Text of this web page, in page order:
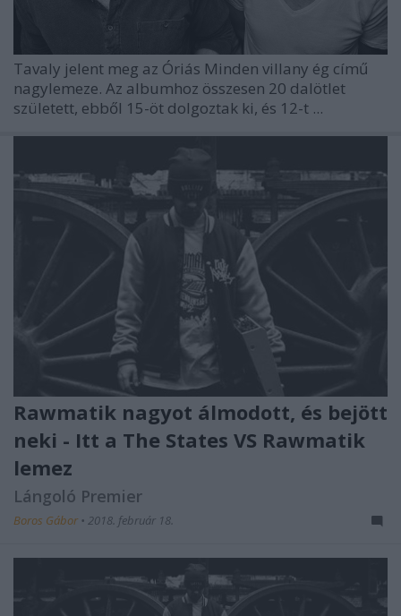
Tavaly jelent meg az Óriás Minden villany ég című
nagylemeze. Az albumhoz összesen 20 dalötlet
született, ebből 15-öt dolgoztak ki, és 12-t ...
Rawmatik nagyot álmodott, és bejött
neki - Itt a The States VS Rawmatik
lemez
Lángoló Premier
Boros Gábor • 2018. február 18.